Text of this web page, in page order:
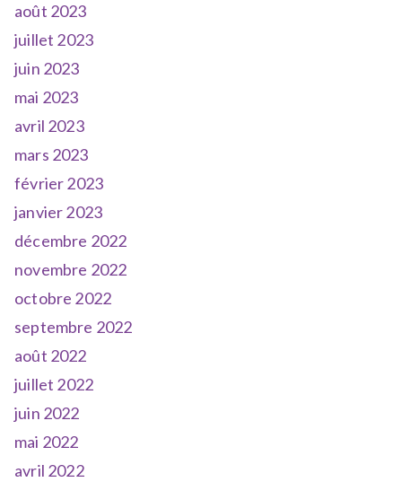
août 2023
juillet 2023
juin 2023
mai 2023
avril 2023
mars 2023
février 2023
janvier 2023
décembre 2022
novembre 2022
octobre 2022
septembre 2022
août 2022
juillet 2022
juin 2022
mai 2022
avril 2022